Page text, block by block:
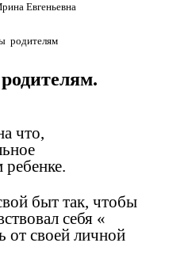
Евгеньевна
родителям
что,
ребенке.
быт так, чтобы
себя «
от своей личной